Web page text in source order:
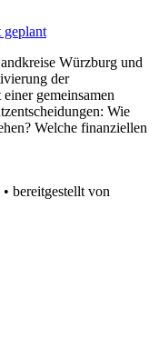
geplant
Würzburg und
der
gemeinsamen
Wie
Welche finanziellen
bereitgestellt von